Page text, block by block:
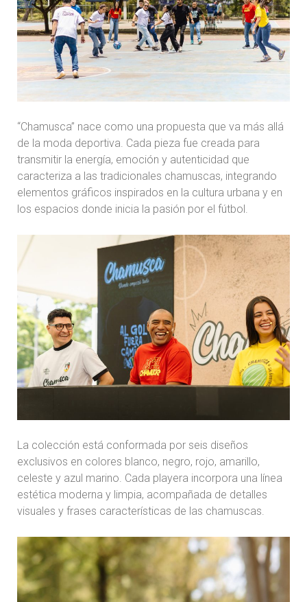
“Chamusca” nace como una propuesta que va más allá
de la moda deportiva. Cada pieza fue creada para
transmitir la energía, emoción y autenticidad que
caracteriza a las tradicionales chamuscas, integrando
elementos gráficos inspirados en la cultura urbana y en
los espacios donde inicia la pasión por el fútbol.
La colección está conformada por seis diseños
exclusivos en colores blanco, negro, rojo, amarillo,
celeste y azul marino. Cada playera incorpora una línea
estética moderna y limpia, acompañada de detalles
visuales y frases características de las chamuscas.